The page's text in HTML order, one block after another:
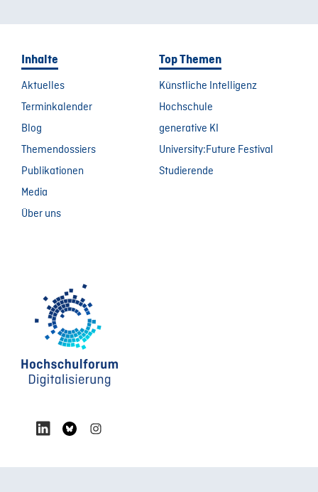
Inhalte
Aktuelles
Terminkalender
Blog
Themendossiers
Publikationen
Media
Über uns
Top Themen
Künstliche Intelligenz
Hochschule
generative KI
University:Future Festival
Studierende